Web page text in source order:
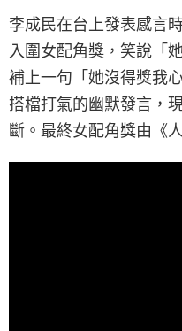
李成民在台上發表感言
入圍女配角獎，笑說「
補上一句「她沒得獎我
搭檔打氣的幽默發言，
斷。最終女配角獎由《